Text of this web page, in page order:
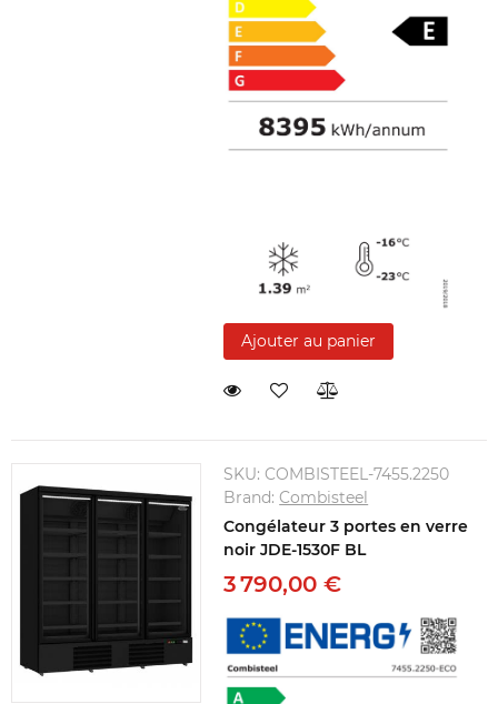
Ajouter au panier
SKU:COMBISTEEL-7455.2250
Brand:Combisteel
Congélateur 3 portes en verre
noir JDE-1530F BL
3 790,00 €